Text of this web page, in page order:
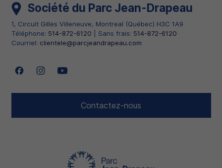
Société du Parc Jean-Drapeau
1, Circuit Gilles Villeneuve, Montreal (Québec) H3C 1A9
Téléphone: 514-872-6120 | Sans frais: 514-872-6120
Courriel: clientele@parcjeandrapeau.com
Suivez nous sur Facebook
Suivez nous sur Instagram
Suivez nous sur Youtube
Contactez-nous